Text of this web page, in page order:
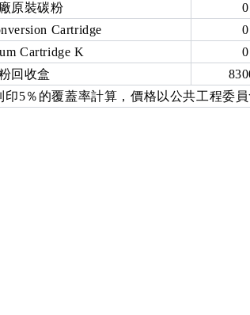
原裝碳粉
0
Cartridge
0
Cartridge K
0
回收盒
5％的覆蓋率計算，價格以公共工程委